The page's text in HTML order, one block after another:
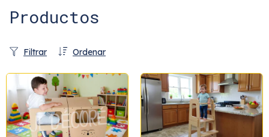
Productos
Ordenar
Filtrar